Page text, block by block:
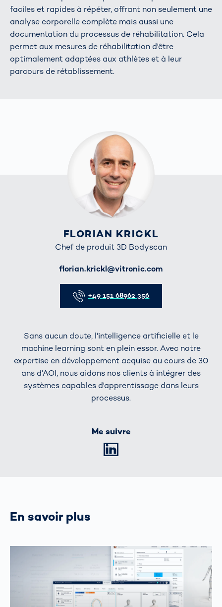
faciles et rapides à répéter, offrant non seulement une
analyse corporelle complète mais aussi une
documentation du processus de réhabilitation. Cela
permet aux mesures de réhabilitation d'être
optimalement adaptées aux athlètes et à leur
parcours de rétablissement.
FLORIAN KRICKL
Chef de produit 3D Bodyscan
florian.krickl@vitronic.com
+49 151 68962 356
Sans aucun doute, l'intelligence artificielle et le
machine learning sont en plein essor. Avec notre
expertise en développement acquise au cours de 30
ans d'AOI, nous aidons nos clients à intégrer des
systèmes capables d'apprentissage dans leurs
processus.
Me suivre
En savoir plus